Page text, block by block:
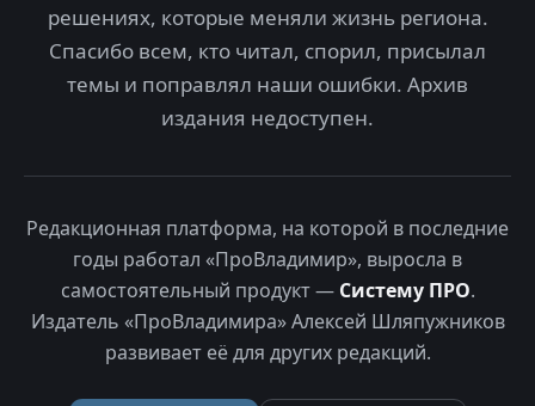
решениях, которые меняли жизнь региона.
Спасибо всем, кто читал, спорил, присылал
темы и поправлял наши ошибки. Архив
издания недоступен.
Редакционная платформа, на которой в последние
годы работал «ПроВладимир», выросла в
самостоятельный продукт — Систему ПРО.
Издатель «ПроВладимира» Алексей Шляпужников
развивает её для других редакций.